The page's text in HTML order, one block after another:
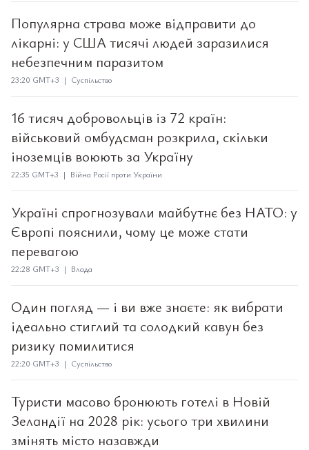
Популярна страва може відправити до
лікарні: у США тисячі людей заразилися
небезпечним паразитом
23:20 GMT+3 | Суспільство
16 тисяч добровольців із 72 країн:
військовий омбудсман розкрила, скільки
іноземців воюють за Україну
22:35 GMT+3 | Війна Росії проти України
Україні спрогнозували майбутнє без НАТО: у
Європі пояснили, чому це може стати
перевагою
22:28 GMT+3 | Влада
Один погляд — і ви вже знаєте: як вибрати
ідеально стиглий та солодкий кавун без
ризику помилитися
22:20 GMT+3 | Суспільство
Туристи масово бронюють готелі в Новій
Зеландії на 2028 рік: усього три хвилини
змінять місто назавжди